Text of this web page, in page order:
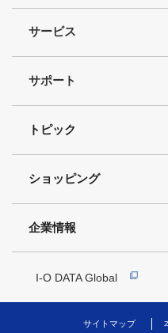
サービス
サポート
トピック
ショッピング
企業情報
I-O DATA Global
サイトマップ